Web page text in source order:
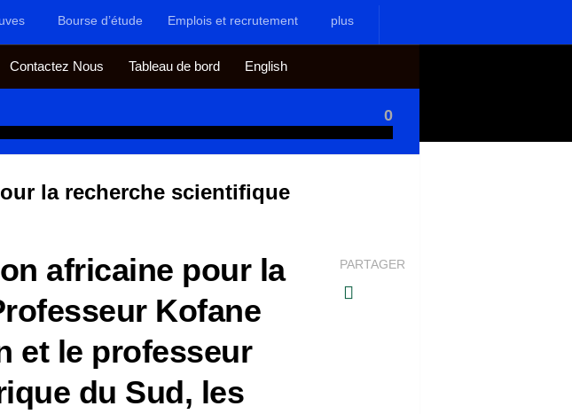
Bourse d’étude Emplois et recrutement plus
Contactez Nous Tableau de bord English
0
la recherche scientifique
africaine pour la
Kofane
et le professeur
du Sud, les
PARTAGER